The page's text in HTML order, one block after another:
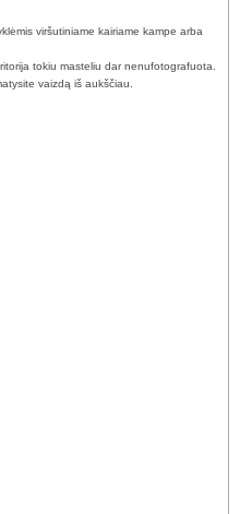
viršutiniame kairiame kampe arba
tokiu masteliu dar nenufotografuota.
vaizdą iš aukščiau.